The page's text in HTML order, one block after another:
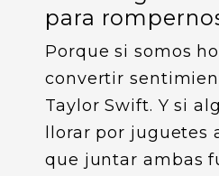
para
Porque si somos
convertir
Taylor Swift. Y si
llorar por juguetes
que juntar ambas